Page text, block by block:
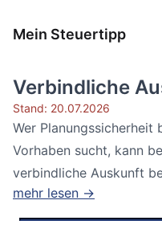
Mein Steuertipp
Verbindliche
Stand: 20.07.2026
Wer Planungssicherheit
Vorhaben sucht, kann
verbindliche Auskunft
Bundesfinanzhof...
mehr lesen →